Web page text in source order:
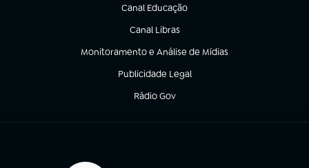
Canal Educação
(abre em nova aba)
Canal Libras
(abre em nova aba)
Monitoramento e Análise de Mídias
(abre em nova aba)
Publicidade Legal
(abre em nova aba)
Rádio Gov
(abre em nova aba)